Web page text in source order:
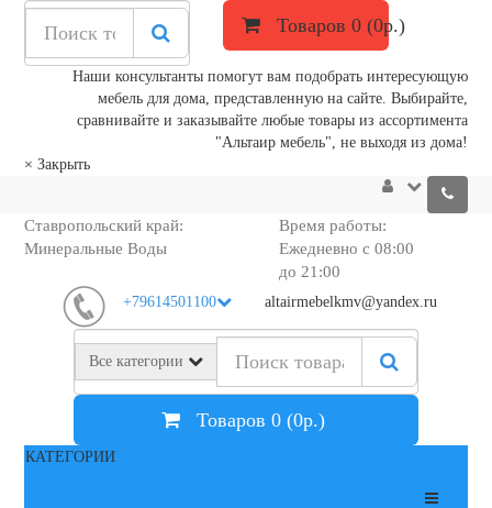
Товаров 0 (0р.)
Наши консультанты помогут вам подобрать интересующую
мебель для дома, представленную на сайте. Выбирайте,
сравнивайте и заказывайте любые товары из ассортимента
"Альтаир мебель", не выходя из дома!
× Закрыть
Ставропольский край:
Минеральные Воды
Время работы:
Ежедневно с 08:00
до 21:00
+79614501100 altairmebelkmv@yandex.ru
Все категории
Товаров 0 (0р.)
КАТЕГОРИИ